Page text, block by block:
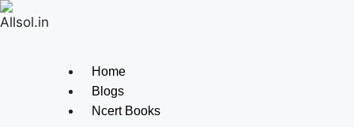
Home
Blogs
Ncert Books